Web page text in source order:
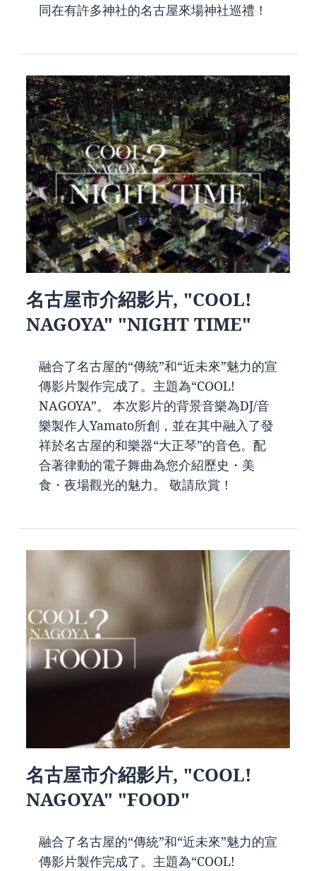
同在有許多神社的名古屋來場神社巡禮！
名古屋市介紹影片, "COOL!
NAGOYA" "NIGHT TIME"
融合了名古屋的“傳統”和“近未來”魅力的宣
傳影片製作完成了。主題為“COOL!
NAGOYA”。 本次影片的背景音樂為DJ/音
樂製作人Yamato所創，並在其中融入了發
祥於名古屋的和樂器“大正琴”的音色。配
合著律動的電子舞曲為您介紹歷史・美
食・夜場觀光的魅力。 敬請欣賞！
名古屋市介紹影片, "COOL!
NAGOYA" "FOOD"
融合了名古屋的“傳統”和“近未來”魅力的宣
傳影片製作完成了。主題為“COOL!